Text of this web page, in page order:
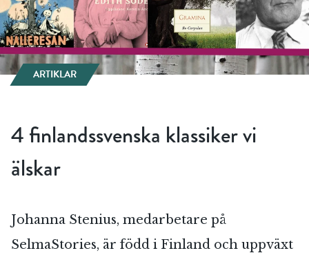
ARTIKLAR
4 finlandssvenska klassiker vi
älskar
Johanna Stenius, medarbetare på
SelmaStories, är född i Finland och uppväxt